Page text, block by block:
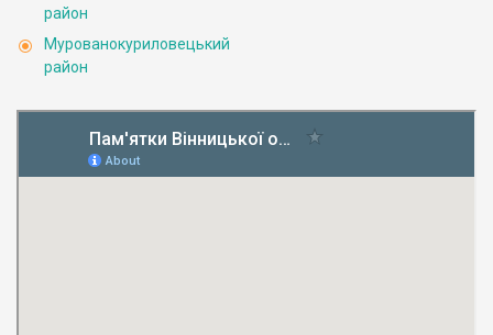
район
Мурованокуриловецький
район